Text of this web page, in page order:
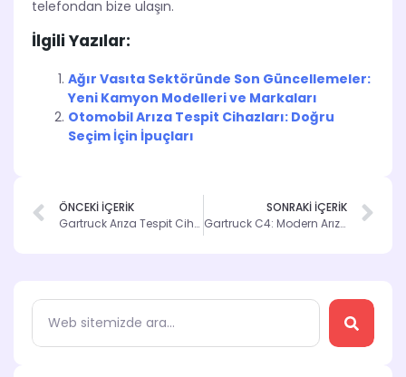
telefondan bize ulaşın.
İlgili Yazılar:
Ağır Vasıta Sektöründe Son Güncellemeler:
Yeni Kamyon Modelleri ve Markaları
Otomobil Arıza Tespit Cihazları: Doğru
Seçim İçin İpuçları
ÖNCEKİ İÇERİK
Gartruck Arıza Tespit Cihazı: Euro 5 ve Euro 6 İçin
SONRAKİ İÇERİK
Gartruck C4: Modern Arıza Tespit Cihazı İncelemesi